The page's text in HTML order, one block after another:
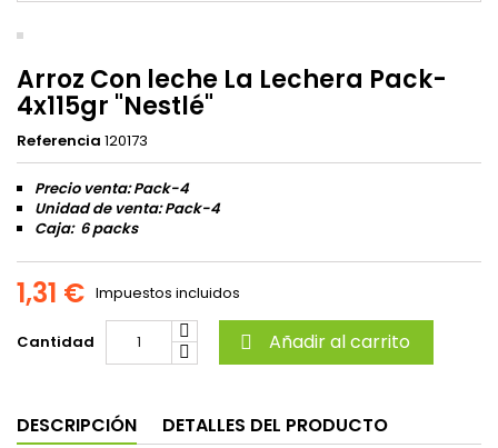
Arroz Con leche La Lechera Pack-
4x115gr "Nestlé"
Referencia 120173
Precio venta: Pack-4
Unidad de venta: Pack-4
Caja: 6 packs
1,31 € Impuestos incluidos
Cantidad  Añadir al carrito
DESCRIPCIÓN DETALLES DEL PRODUCTO